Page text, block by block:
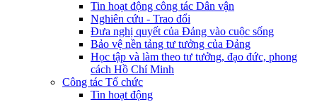
Tin hoạt động công tác Dân vận
Nghiên cứu - Trao đổi
Đưa nghị quyết của Đảng vào cuộc sống
Bảo vệ nền tảng tư tưởng của Đảng
Học tập và làm theo tư tưởng, đạo đức, phong
cách Hồ Chí Minh
Công tác Tổ chức
Tin hoạt động